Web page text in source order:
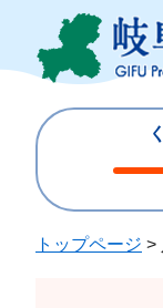
ジ
ュ
じ
トップページ >